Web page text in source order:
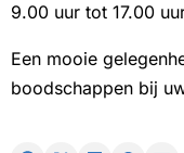
9.00 uur tot 17.00
Een mooie
boodschappen bij